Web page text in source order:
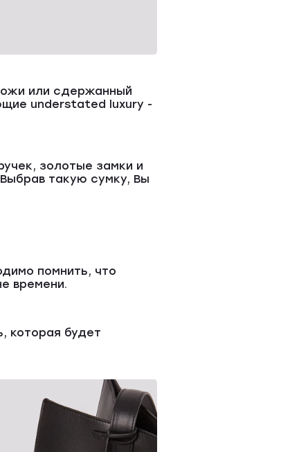
или сдержанный
understated luxury -
золотые замки и
такую сумку, Вы
помнить, что
времени.
которая будет